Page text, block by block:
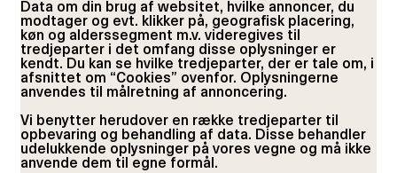
Data om din brug af websitet, hvilke annoncer, du
modtager og evt. klikker på, geografisk placering,
køn og alderssegment m.v. videregives til
tredjeparter i det omfang disse oplysninger er
kendt. Du kan se hvilke tredjeparter, der er tale om, i
afsnittet om “Cookies” ovenfor. Oplysningerne
anvendes til målretning af annoncering.
Vi benytter herudover en række tredjeparter til
opbevaring og behandling af data. Disse behandler
udelukkende oplysninger på vores vegne og må ikke
anvende dem til egne formål.